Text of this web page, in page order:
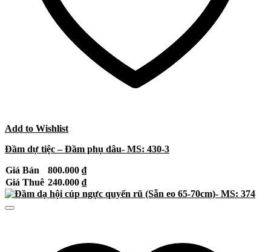
Add to Wishlist
Đầm dự tiệc – Đầm phụ dâu- MS: 430-3
Giá Bán 800.000 ₫
Giá Thuê 240.000 ₫